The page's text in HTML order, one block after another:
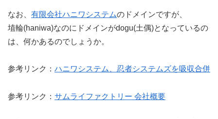
なお、 有限会社ハニワシステムのドメインですが、
埴輪(haniwa)なのにドメインがdogu(土偶)となっているの
は、何かあるのでしょうか。
参考リンク： ハニワシステム、忍者システムズを吸収合併
参考リンク： サムライファクトリー 会社概要